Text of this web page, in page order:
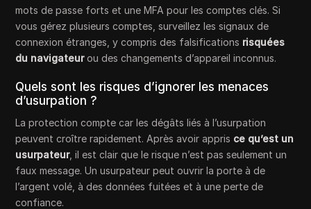
mots de passe forts et une MFA pour les comptes clés. Si
vous gérez plusieurs comptes, surveillez les signaux de
connexion étranges, y compris des falsifications risquées
du navigateurou des changements d’appareil inconnus.
Quels sont les risques d’ignorer les menaces
d’usurpation ?
La protection compte car les dégâts liés à l’usurpation
peuvent croître rapidement. Après avoir appris ce qu’est un
usurpateur, il est clair que le risque n’est pas seulement un
faux message. Un usurpateur peut ouvrir la porte à de
l’argent volé, à des données fuitées et à une perte de
confiance.